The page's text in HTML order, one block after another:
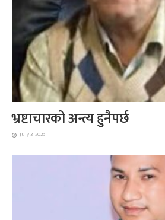
भ्रष्टाचारको अन्त्य हुनैपर्छ
July 3, 2026